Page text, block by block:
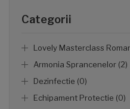
Categorii
Lovely Masterclass
Armonia Sprancenelor (2)
Dezinfectie (0)
Echipament Protectie (0)